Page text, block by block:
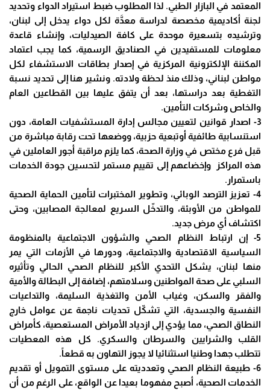
المعتمد في البازار الطبي. لذا المطلوب ضبط استيراد الدواء وتحديد
لجنة أكاديمية مخصصة لدراسة معدَّة لكل دواء يدخل إلى لبنان،
وترشيده بتسعيرة موحدة على كافة الصيدليات، وإنشاء قاعدة
معلومات للمستفيدين في الصناديق الرسمية، كما يجب اعتماد
المكننة الإلكترونية المركزية في إصدار بطاقات الاستشفاء لكل
مواطن لبناني، وذلك منذ لحظة ولادته. ونشير هنا إلى تحديد نسبة
التغطية بعد دراستها، بعد أن يتفق عليها بين القطاعين العام
والخاص وشركات التأمين.
3- اصدار قوانين لتعيين مجالس إدارة المستشفيات العامة، دون
استنسابية طائفية أوتبعية حزبية، ووضعها تحت رقابة مباشرة من
قبل فرع مختص في وزارة الصحة، كما يلزم مراقبة أجور العاملين في
هذه المراكز وإخضاعهم إلى تقييم مستمر لتحسين جودة الخدمات
باستمرار.
4- تعزيز الترصد الوبائي، وتطوير المختبرات لتأمين الحماية الصحية
للمواطن من الأوبئة، والتدخّل السريع لمعالجة المصابين، وحتى
اكتشاف أي مرض جديد.
5- إن ارتباط النظام الصحي والشؤون الاجتماعية بالمنظومة
السياسية الاقتصادية والاجتماعية، ودورها في الأزمات التي يمر
منها لبنان، يشكل التحدي الأكبر للنظام الصحي الحالي وتأثيره
السلبي على صحة المواطنين وسلامتهم، إضافة إلى البطالة والأمية
والفقر والسكن، وغياب الأمن والتغذية السليمة، والتداعيات
النفسية والجسدية، التي تشكّل تحديات ناجمة عن عوامل خارج
النطاق الصحي، مما يؤدي إلى ازدياد الأمراض المستعصية، كأمراض
القلب والشرايين والسرطان والسكري. كل هذه المعطيات
تتطلب جهدا وطنيا استثنائيا لا يجوز التهاون به قطعاً.
6- طبيعة النظام الصحي وتعدديته على مستوى التمويل أو تقديم
الخدمات الصحية، أصبح مفهوما بعيدا عن الواقع، على الرغم من أن